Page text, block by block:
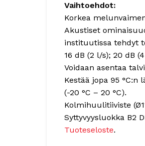
Vaihtoehdot:
Korkea
Akustiset
instituutissa tehdyt
16 dB (2 l/s); 20 dB
Voidaan asentaa
Kestää jopa 95 °C:n
(-20 °C – 20 °C).
Kolmihuulitiiviste
Syttyvyysluokka B2
Tuoteseloste.